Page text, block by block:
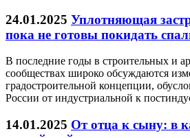
24.01.2025 Уплотняющая
пока не готовы покидать
В последние годы в строительных и
сообществах широко обсуждаются
градостроительной концепции,
России от индустриальной к
14.01.2025 От отца к сыну: в